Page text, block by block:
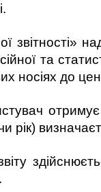
та
носіях до
отримує
рік)